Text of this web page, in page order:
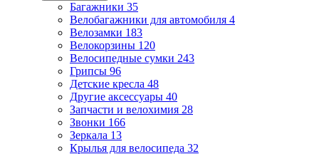
Багажники 35
Велобагажники для автомобиля 4
Велозамки 183
Велокорзины 120
Велосипедные сумки 243
Грипсы 96
Детские кресла 48
Другие аксессуары 40
Запчасти и велохимия 28
Звонки 166
Зеркала 13
Крылья для велосипеда 32